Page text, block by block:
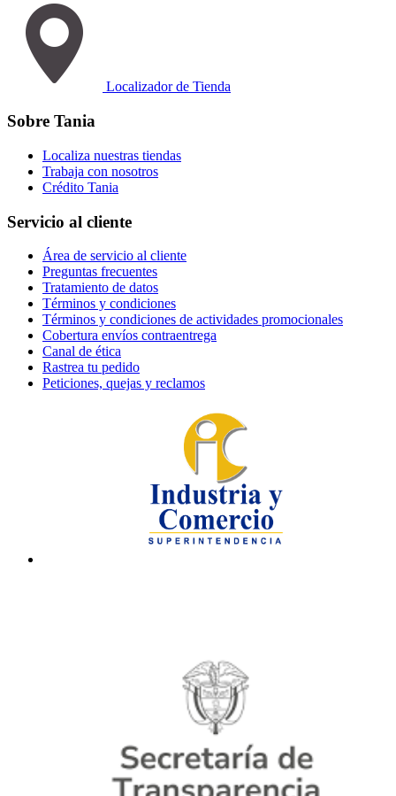
Localizador de Tienda
Sobre Tania
Localiza nuestras tiendas
Trabaja con nosotros
Crédito Tania
Servicio al cliente
Área de servicio al cliente
Preguntas frecuentes
Tratamiento de datos
Términos y condiciones
Términos y condiciones de actividades promocionales
Cobertura envíos contraentrega
Canal de ética
Rastrea tu pedido
Peticiones, quejas y reclamos